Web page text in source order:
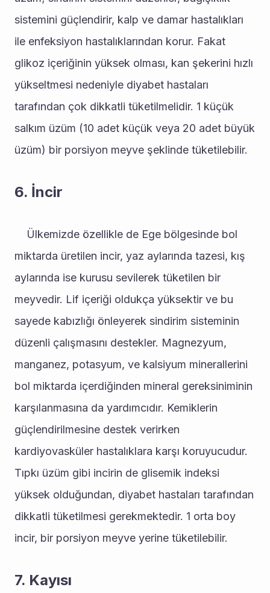
sistemini güçlendirir, kalp ve damar hastalıkları
ile enfeksiyon hastalıklarından korur. Fakat
glikoz içeriğinin yüksek olması, kan şekerini hızlı
yükseltmesi nedeniyle diyabet hastaları
tarafından çok dikkatli tüketilmelidir. 1 küçük
salkım üzüm (10 adet küçük veya 20 adet büyük
üzüm) bir porsiyon meyve şeklinde tüketilebilir.
6. İncir
miktarda üretilen incir, yaz aylarında tazesi, kış
aylarında ise kurusu sevilerek tüketilen bir
meyvedir. Lif içeriği oldukça yüksektir ve bu
sayede kabızlığı önleyerek sindirim sisteminin
düzenli çalışmasını destekler. Magnezyum,
manganez, potasyum, ve kalsiyum minerallerini
bol miktarda içerdiğinden mineral gereksiniminin
karşılanmasına da yardımcıdır. Kemiklerin
güçlendirilmesine destek verirken
kardiyovasküler hastalıklara karşı koruyucudur.
Tıpkı üzüm gibi incirin de glisemik indeksi
yüksek olduğundan, diyabet hastaları tarafından
dikkatli tüketilmesi gerekmektedir. 1 orta boy
incir, bir porsiyon meyve yerine tüketilebilir.
7. Kayısı